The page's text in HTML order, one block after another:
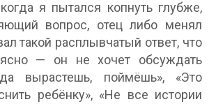
я пытался копнуть глубже,
вопрос, отец либо менял
такой расплывчатый ответ, что
ясно — он не хочет обсуждать
вырастешь, поймёшь», «Это
ребёнку», «Не все истории